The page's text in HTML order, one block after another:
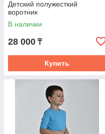
Детский полужесткий
воротник
В наличии
28 000 ₸
Купить